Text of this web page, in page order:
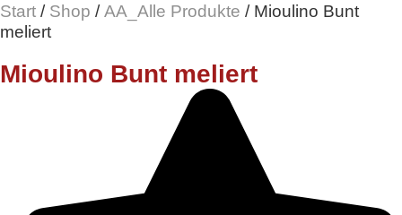
Start / Shop /AA_Alle Produkte / Mioulino Bunt
meliert
Mioulino Bunt meliert